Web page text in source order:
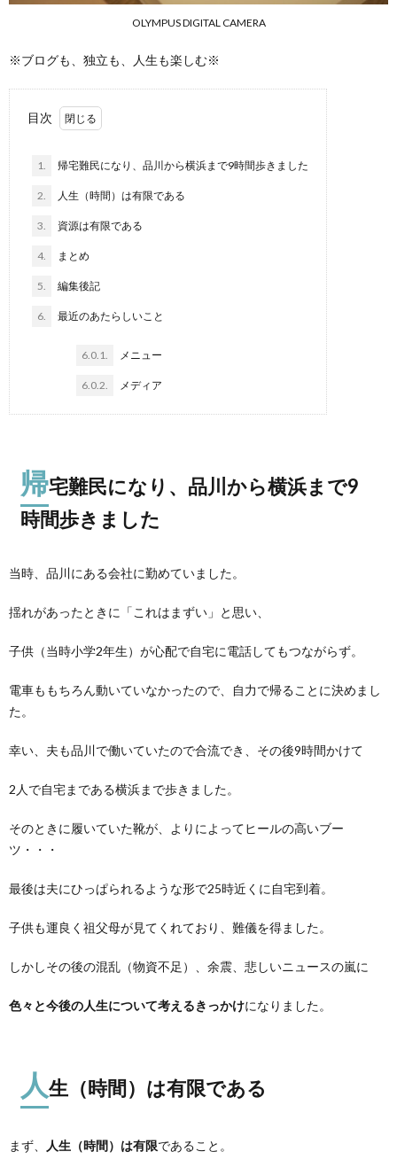
OLYMPUS DIGITAL CAMERA
※ブログも、独立も、人生も楽しむ※
目次
1. 帰宅難民になり、品川から横浜まで9時間歩きました
2. 人生（時間）は有限である
3. 資源は有限である
4. まとめ
5. 編集後記
6. 最近のあたらしいこと
6.0.1. メニュー
6.0.2. メディア
帰宅難民になり、品川から横浜まで9
時間歩きました
当時、品川にある会社に勤めていました。
揺れがあったときに「これはまずい」と思い、
子供（当時小学2年生）が心配で自宅に電話してもつながらず。
電車ももちろん動いていなかったので、自力で帰ることに決めまし
た。
幸い、夫も品川で働いていたので合流でき、その後9時間かけて
2人で自宅まである横浜まで歩きました。
そのときに履いていた靴が、よりによってヒールの高いブー
ツ・・・
最後は夫にひっぱられるような形で25時近くに自宅到着。
子供も運良く祖父母が見てくれており、難儀を得ました。
しかしその後の混乱（物資不足）、余震、悲しいニュースの嵐に
色々と今後の人生について考えるきっかけになりました。
人生（時間）は有限である
まず、 人生（時間）は有限であること。